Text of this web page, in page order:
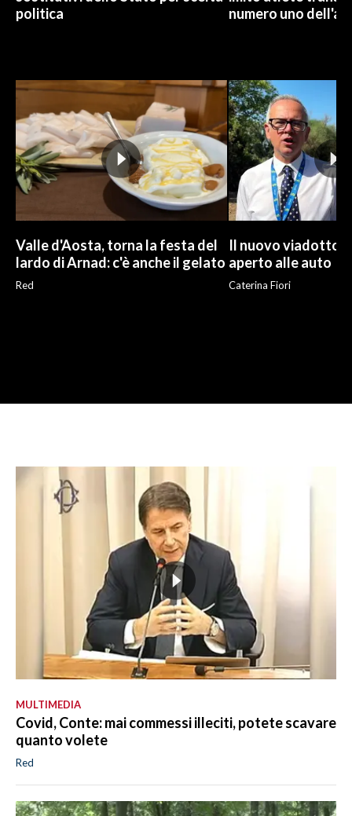
politica
numero uno
Valle d'Aosta, torna la festa del
lardo di Arnad: c'è anche il gelato
Red
Il nuovo viadotto
aperto alle auto
Caterina Fiori
MULTIMEDIA
Covid, Conte: mai commessi illeciti, potete scavare
quanto volete
Red